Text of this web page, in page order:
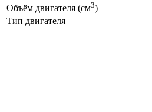
Объём двигателя (см3)
Тип двигателя